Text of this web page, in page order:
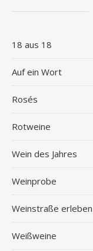
18 aus 18
Auf ein Wort
Rosés
Rotweine
Wein des Jahres
Weinprobe
Weinstraße erleben
Weißweine